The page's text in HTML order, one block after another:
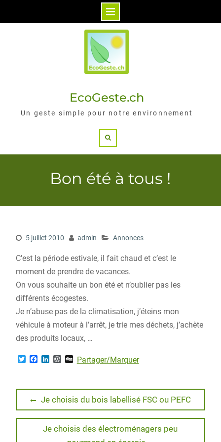
EcoGeste.ch
Un geste simple pour notre environnement
Bon été à tous !
5 juillet 2010 admin Annonces
C’est la période estivale, il fait chaud et c’est le
moment de prendre de vacances.
On vous souhaite un bon été et n’oublier pas les
différents écogestes.
Je n’abuse pas de la climatisation, j’éteins mon
véhicule à moteur à l’arrêt, je trie mes déchets, j’achète
des produits locaux, …
T
t
F
b
o
L
e
d
W
P
r
DPartager/Marquer
Navigation
de
l’article
Previous
post:
Je choisis du bois labellisé FSC ou PEFC
Next
Je choisis des électroménagers peu